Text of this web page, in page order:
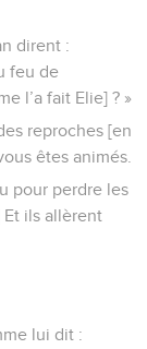
dirent :
feu de
l’a fait Elie] ? »
reproches [en
êtes animés.
pour perdre les
Et ils allèrent
lui dit :